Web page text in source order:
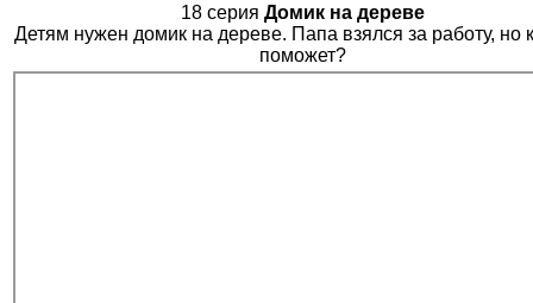
18 серия Домик на дереве
Детям нужен домик на дереве. Папа взялся за работу, но
поможет?